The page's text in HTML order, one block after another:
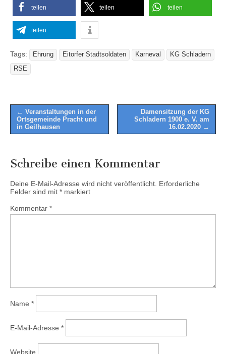
teilen teilen teilen
teilen
Tags: Ehrung Eitorfer Stadtsoldaten Karneval
KG Schladern
RSE
Post
navigation
← Veranstaltungen in der
Ortsgemeinde Pracht und
in Geilhausen
Damensitzung der KG
Schladern 1900 e. V. am
16.02.2020 →
Schreibe einen Kommentar
Deine E-Mail-Adresse wird nicht veröffentlicht. Erforderliche
Felder sind mit * markiert
Kommentar *
Name *
E-Mail-Adresse *
Website